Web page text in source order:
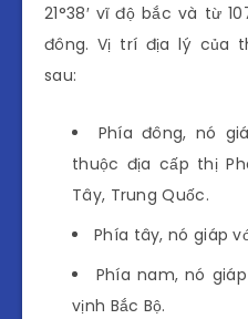
21°38′ vĩ độ bắc và từ
đông. Vị trí địa lý của
sau:
Phía đông, nó
thuộc địa cấp thị
Tây, Trung Quốc.
Phía tây, nó giáp
Phía nam, nó
vịnh Bắc Bộ.